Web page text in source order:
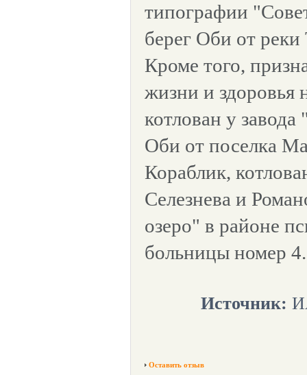
типографии
берег Оби от
Кроме того,
жизни и здоровья
котлован у
Оби от поселка
Кораблик,
Селезнева и
озеро" в районе
больницы номер 4.
Источник:
Оставить отзыв